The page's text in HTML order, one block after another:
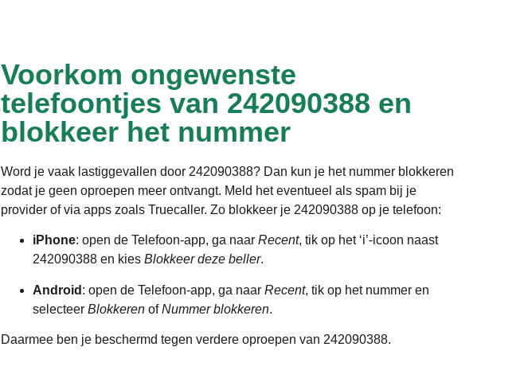
Voorkom ongewenste
telefoontjes van 242090388 en
blokkeer het nummer
Word je vaak lastiggevallen door 242090388? Dan kun je het nummer blokkeren
zodat je geen oproepen meer ontvangt. Meld het eventueel als spam bij je
provider of via apps zoals Truecaller. Zo blokkeer je 242090388 op je telefoon:
iPhone: open de Telefoon-app, ga naar Recent, tik op het ‘i’-icoon naast
242090388 en kies Blokkeer deze beller.
Android : open de Telefoon-app, ga naar Recent, tik op het nummer en
selecteer Blokkeren ofNummer blokkeren.
Daarmee ben je beschermd tegen verdere oproepen van 242090388.